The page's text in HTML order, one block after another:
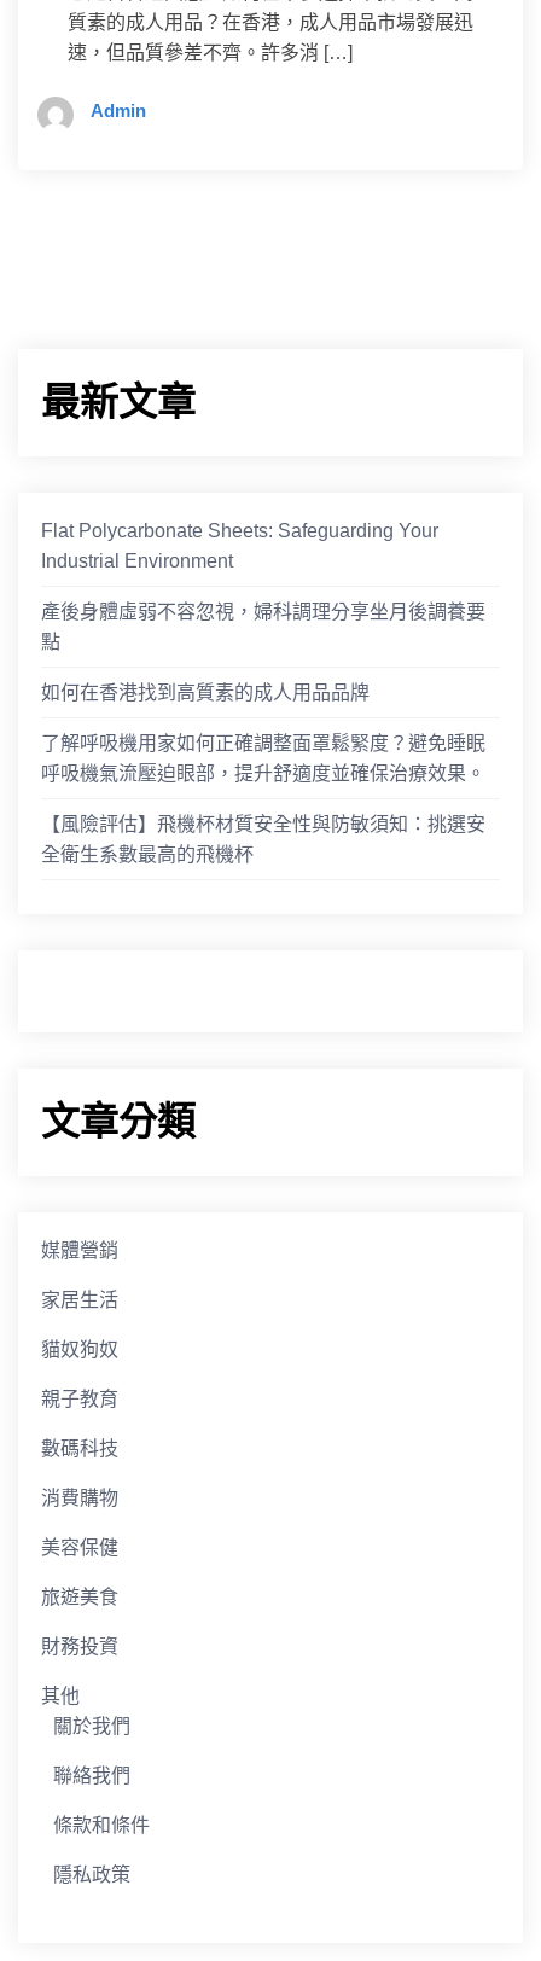
質素的成人用品？在香港，成人用品市場發展迅
速，但品質參差不齊。許多消 […]
Admin
最新文章
Flat Polycarbonate Sheets: Safeguarding Your
Industrial Environment
產後身體虛弱不容忽視，婦科調理分享坐月後調養要
點
如何在香港找到高質素的成人用品品牌
了解呼吸機用家如何正確調整面罩鬆緊度？避免睡眠
呼吸機氣流壓迫眼部，提升舒適度並確保治療效果。
【風險評估】飛機杯材質安全性與防敏須知：挑選安
全衛生系數最高的飛機杯
文章分類
媒體營銷
家居生活
貓奴狗奴
親子教育
數碼科技
消費購物
美容保健
旅遊美食
財務投資
其他
關於我們
聯絡我們
條款和條件
隱私政策